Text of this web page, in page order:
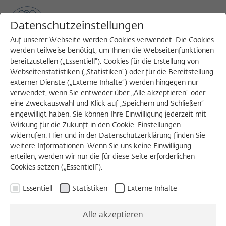
MENU
Search
Daston, Lorraine J.
Permanent Fellow
Deutschland
Datenschutzeinstellungen
Auf unserer Webseite werden Cookies verwendet. Die Cookies
werden teilweise benötigt, um Ihnen die Webseitenfunktionen
bereitzustellen („Essentiell“). Cookies für die Erstellung von
Webseitenstatistiken („Statistiken“) oder für die Bereitstellung
externer Dienste („Externe Inhalte“) werden hingegen nur
verwendet, wenn Sie entweder über „Alle akzeptieren“ oder
eine Zweckauswahl und Klick auf „Speichern und Schließen“
eingewilligt haben. Sie können Ihre Einwilligung jederzeit mit
Wirkung für die Zukunft in den Cookie-Einstellungen
widerrufen. Hier und in der Datenschutzerklärung finden Sie
weitere Informationen. Wenn Sie uns keine Einwilligung
erteilen, werden wir nur die für diese Seite erforderlichen
Cookies setzen („Essentiell“).
Essentiell Statistiken Externe Inhalte
Alle akzeptieren